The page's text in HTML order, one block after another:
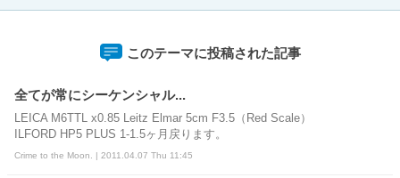
このテーマに投稿された記事
全てが常にシーケンシャル...
LEICA M6TTL x0.85 Leitz Elmar 5cm F3.5（Red Scale）
ILFORD HP5 PLUS 1-1.5ヶ月戻ります。
Crime to the Moon. | 2011.04.07 Thu 11:45